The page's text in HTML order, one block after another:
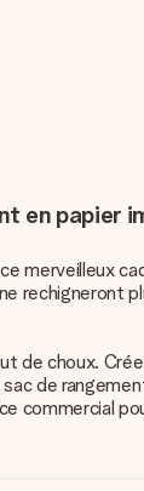
en papier
de choux.
de
commercial